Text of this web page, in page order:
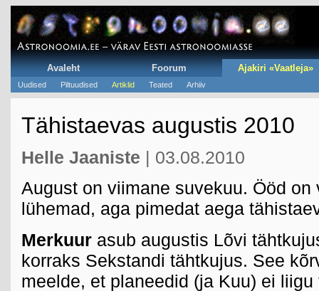
Avaleht Foorum Ajakiri «Vaatleja»
Uudised Piltuudised Artiklid Teated Arhiiv
Tähistaevas augustis 2010
Helle Jaaniste | 03.08.2010
August on viimane suvekuu. Ööd on
lühemad, aga pimedat aega
Merkuur asub augustis Lõvi
korraks Sekstandi tähtkujus. See
meelde, et planeedid (ja Kuu) ei